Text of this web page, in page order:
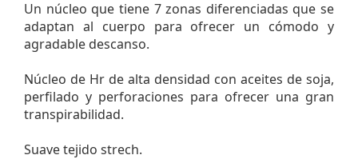
Un núcleo que tiene 7 zonas diferenciadas que se
adaptan al cuerpo para ofrecer un cómodo y
agradable descanso.
Núcleo de Hr de alta densidad con aceites de soja,
perfilado y perforaciones para ofrecer una gran
transpirabilidad.
Suave tejido strech.